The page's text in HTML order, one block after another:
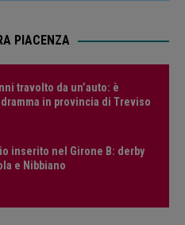
PIACENZA
travolto da un’auto: è
in provincia di Treviso
inserito nel Girone B: derby
e Nibbiano